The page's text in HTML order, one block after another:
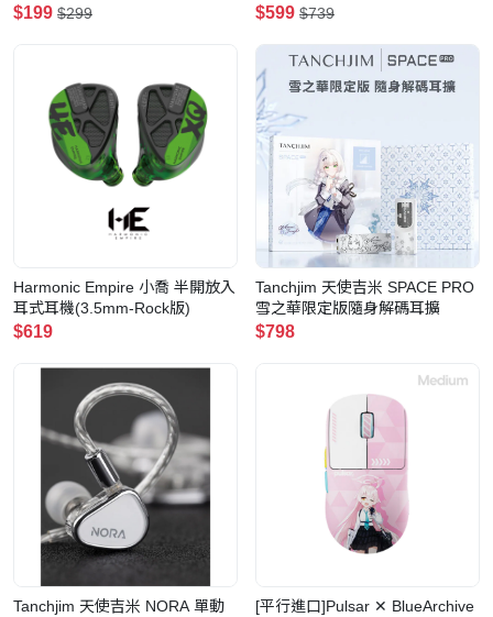
$199 $299
超輕量三模無線滑鼠(初音未來)
$599 $739
Harmonic Empire 小喬 半開放入
耳式耳機(3.5mm-Rock版)
$619
Tanchjim 天使吉米 SPACE PRO
雪之華限定版隨身解碼耳擴
$798
Tanchjim 天使吉米 NORA 單動
[平行進口]Pulsar ✕ BlueArchive